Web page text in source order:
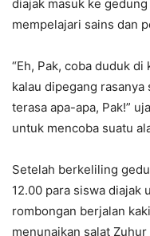
diajak masuk ke
mempelajari sains dan
“Eh, Pak, coba duduk
kalau dipegang
terasa apa-apa, Pak!”
untuk mencoba suatu
Setelah berkeliling
12.00 para siswa diajak
rombongan berjalan
menunaikan salat